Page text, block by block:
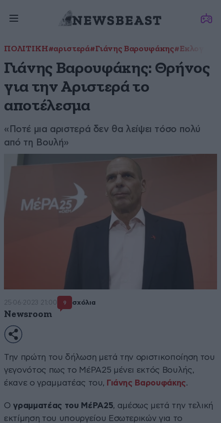
ΠΟΛΙΤΙΚΗ#αριστερά#Γιάνης Βαρουφάκης#Εκλογές
Γιάνης Βαρουφάκης: Θρήνος
για την Αριστερά το
αποτέλεσμα
«Ποτέ μια αριστερά δεν θα λείψει τόσο πολύ
από τη Βουλή»
25·06·2023 21:00 9 σχόλια
Newsroom
Την πρώτη του δήλωση μετά την οριστικοποίηση του
γεγονότος πως το ΜέΡΑ25 μένει εκτός Βουλής,
έκανε ο γραμματέας του, Γιάνης Βαρουφάκης.
Ο γραμματέας του ΜέΡΑ25, αμέσως μετά την τελική
εκτίμηση του υπουργείου Εσωτερικών για το